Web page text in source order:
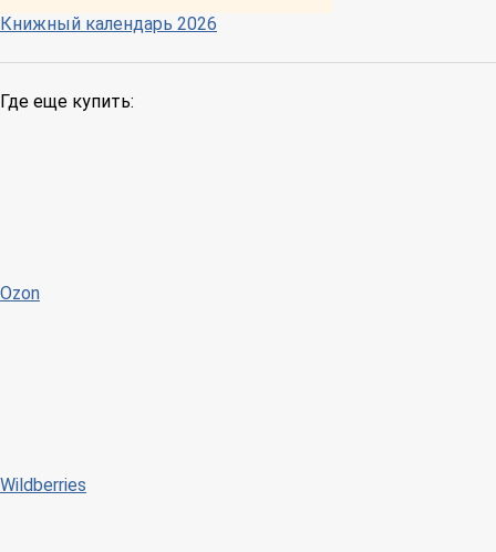
Книжный календарь 2026
Где еще купить:
Ozon
Wildberries